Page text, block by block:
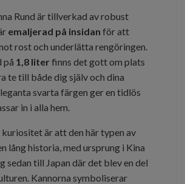
Rund är tillverkad av robust
emaljerad på insidan för att
rost och underlätta rengöringen.
på 1,8 liter finns det gott om plats
te till både dig själv och dina
svarta färgen ger en tidlös
in i alla hem.
kuriositet är att den här typen av
lång historia, med ursprung i Kina
sedan till Japan där det blev en del
Kannorna symboliserar